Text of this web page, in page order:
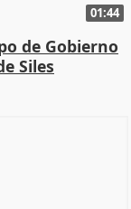
01:44
de Gobierno
Siles